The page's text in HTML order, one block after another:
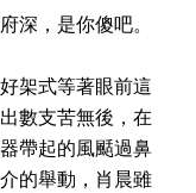
深，是你傻吧。
架式等著眼前這
數支苦無後，在
帶起的風颳過鼻
的舉動，肖晨雖